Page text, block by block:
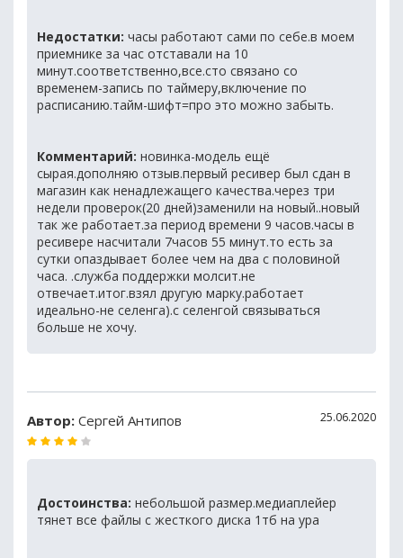
Недостатки: часы работают сами по себе.в моем
приемнике за час отставали на 10
минут.соответственно,все.сто связано со
временем-запись по таймеру,включение по
расписанию.тайм-шифт=про это можно забыть.
Комментарий: новинка-модель ещё
сырая.дополняю отзыв.первый ресивер был сдан в
магазин как ненадлежащего качества.через три
недели проверок(20 дней)заменили на новый..новый
так же работает.за период времени 9 часов.часы в
ресивере насчитали 7часов 55 минут.то есть за
сутки опаздывает более чем на два с половиной
часа. .служба поддержки молсит.не
отвечает.итог.взял другую марку.работает
идеально-не селенга).с селенгой связываться
больше не хочу.
Автор: Сергей Антипов 25.06.2020
Достоинства: небольшой размер.медиаплейер
тянет все файлы с жесткого диска 1тб на ура